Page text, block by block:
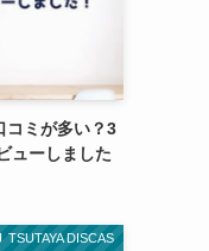
コミが多い？3
ューしました
TSUTAYA DISCAS